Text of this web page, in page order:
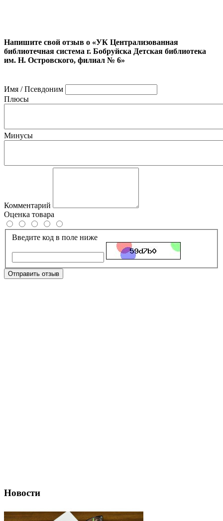
Напишите свой отзыв о «УК Централизованная
библиотечная система г. Бобруйска Детская библиотека
им. Н. Островского, филиал № 6»
Имя / Псевдоним
Плюсы
Минусы
Комментарий
Оценка товара
Введите код в поле ниже
Отправить отзыв
Новости